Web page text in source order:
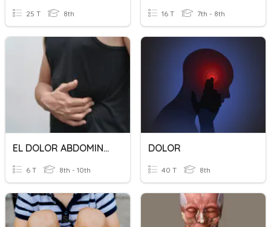
25 T 8th 16 T 7th - 8th
EL DOLOR ABDOMINAL AL CORRER
6 T 8th - 10th
DOLOR
40 T 8th